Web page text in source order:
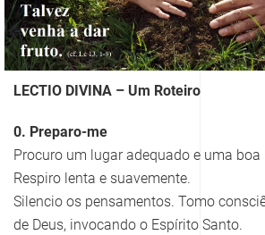
LECTIO DIVINA – Um Roteiro
0. Preparo-me
Procuro um lugar adequado e uma
Respiro lenta e suavemente.
Silencio os pensamentos. Tomo
de Deus, invocando o Espírito Santo.